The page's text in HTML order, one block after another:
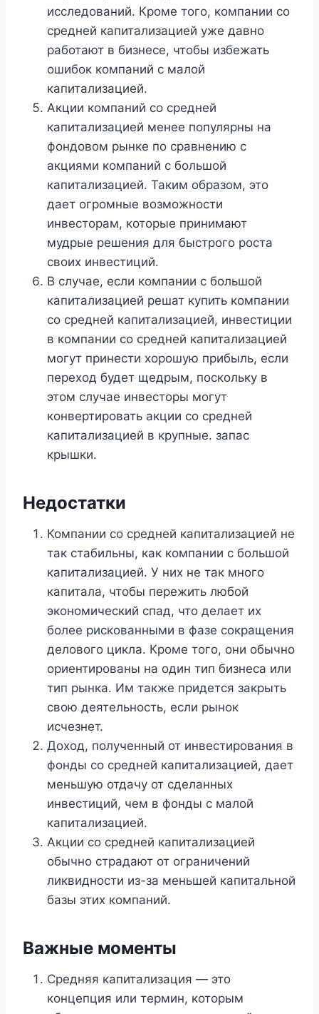
исследований. Кроме того, компании со
средней капитализацией уже давно
работают в бизнесе, чтобы избежать
ошибок компаний с малой
капитализацией.
Акции компаний со средней
капитализацией менее популярны на
фондовом рынке по сравнению с
акциями компаний с большой
капитализацией. Таким образом, это
дает огромные возможности
инвесторам, которые принимают
мудрые решения для быстрого роста
своих инвестиций.
В случае, если компании с большой
капитализацией решат купить компании
со средней капитализацией, инвестиции
в компании со средней капитализацией
могут принести хорошую прибыль, если
переход будет щедрым, поскольку в
этом случае инвесторы могут
конвертировать акции со средней
капитализацией в крупные. запас
крышки.
Недостатки
Компании со средней капитализацией не
так стабильны, как компании с большой
капитализацией. У них не так много
капитала, чтобы пережить любой
экономический спад, что делает их
более рискованными в фазе сокращения
делового цикла. Кроме того, они обычно
ориентированы на один тип бизнеса или
тип рынка. Им также придется закрыть
свою деятельность, если рынок
исчезнет.
Доход, полученный от инвестирования в
фонды со средней капитализацией, дает
меньшую отдачу от сделанных
инвестиций, чем в фонды с малой
капитализацией.
Акции со средней капитализацией
обычно страдают от ограничений
ликвидности из-за меньшей капитальной
базы этих компаний.
Важные моменты
Средняя капитализация — это
концепция или термин, которым